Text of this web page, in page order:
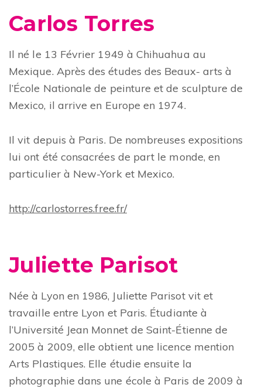
Carlos Torres
Il né le 13 Février 1949 à Chihuahua au
Mexique. Après des études des Beaux- arts à
l’École Nationale de peinture et de sculpture de
Mexico, il arrive en Europe en 1974.
Il vit depuis à Paris. De nombreuses expositions
lui ont été consacrées de part le monde, en
particulier à New-York et Mexico.
http://carlostorres.free.fr/
Juliette Parisot
Née à Lyon en 1986, Juliette Parisot vit et
travaille entre Lyon et Paris. Étudiante à
l’Université Jean Monnet de Saint-Étienne de
2005 à 2009, elle obtient une licence mention
Arts Plastiques. Elle étudie ensuite la
photographie dans une école à Paris de 2009 à